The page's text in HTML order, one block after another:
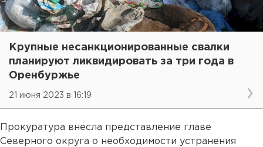
Крупные несанкционированные свалки
планируют ликвидировать за три года в
Оренбуржье
21 июня 2023 в 16:19
Прокуратура внесла представление главе
Северного округа о необходимости устранения